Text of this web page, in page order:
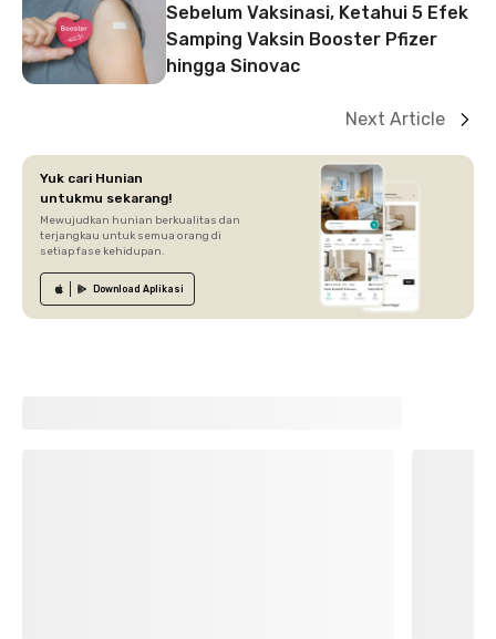
Sebelum Vaksinasi, Ketahui 5 Efek
Samping Vaksin Booster Pfizer
hingga Sinovac
Next Article
Yuk cari Hunian
untukmu sekarang!
Mewujudkan hunian berkualitas dan
terjangkau untuk semua orang di
setiap fase kehidupan.
Download Aplikasi